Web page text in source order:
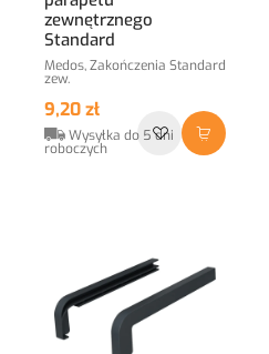
zewnętrznego
Standard
Medos, Zakończenia Standard
zew.
9,20 zł
Wysyłka do 5 dni
roboczych